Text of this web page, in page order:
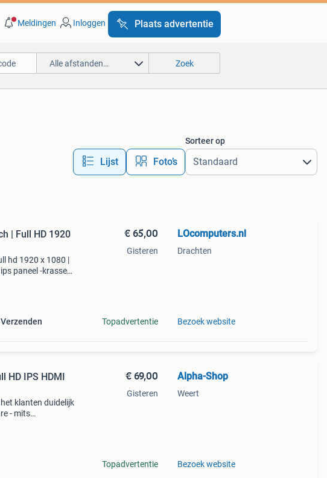
Meldingen Inloggen Plaats advertentie
Alle afstanden… Zoek
Lijst Foto’s
Sorteer op
| Full HD 1920
hd 1920 x 1080 |
paneel -krassen
€ 65,00
Gisteren
Topadvertentie
LOcomputers.nl
Drachten
Bezoek website
HD IPS HDMI
klanten duidelijk
- mits
€ 69,00
Gisteren
Topadvertentie
Alpha-Shop
Weert
Bezoek website